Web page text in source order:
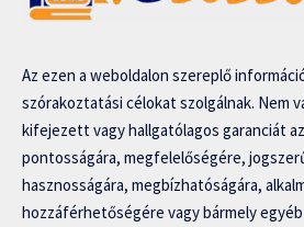
Az ezen a weboldalon szereplő
szórakoztatási célokat szolgálnak. Nem
kifejezett vagy hallgatólagos garanciát
pontosságára, megfelelőségére,
hasznosságára, megbízhatóságára,
hozzáférhetőségére vagy bármely